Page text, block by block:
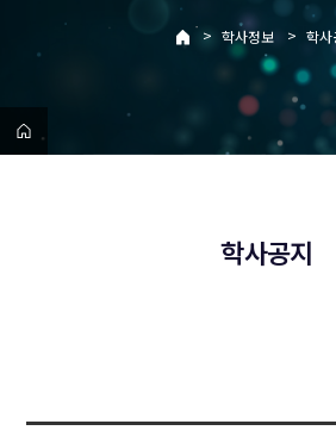
> 학사정보 > 학사
학사공지